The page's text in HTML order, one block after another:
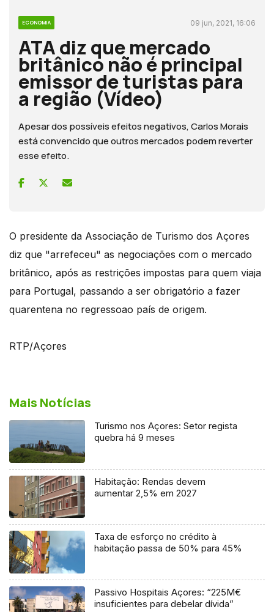
ECONOMIA 09 jun, 2021, 16:06
ATA diz que mercado
britânico não é principal
emissor de turistas para
a região (Vídeo)
Apesar dos possíveis efeitos negativos, Carlos Morais
está convencido que outros mercados podem reverter
esse efeito.
O presidente da Associação de Turismo dos Açores
diz que "arrefeceu" as negociações com o mercado
britânico, após as restrições impostas para quem viaja
para Portugal, passando a ser obrigatório a fazer
quarentena no regressoao país de origem.
RTP/Açores
Mais Notícias
Turismo nos Açores: Setor regista
quebra há 9 meses
Habitação: Rendas devem
aumentar 2,5% em 2027
Taxa de esforço no crédito à
habitação passa de 50% para 45%
Passivo Hospitais Açores: “225M€
insuficientes para debelar dívida”